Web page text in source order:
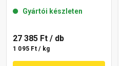
11-F 25 kg
Gyártói készleten
27 385 Ft / db
1 095 Ft / kg